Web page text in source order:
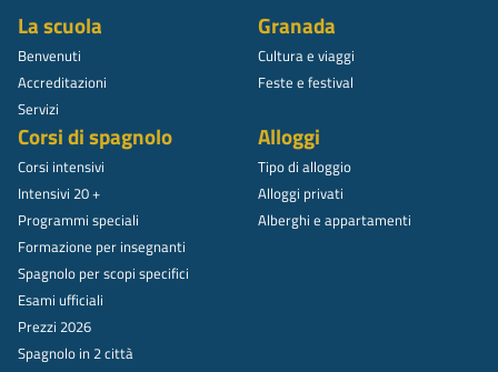
La scuola
Benvenuti
Accreditazioni
Servizi
Granada
Cultura e viaggi
Feste e festival
Corsi di spagnolo
Corsi intensivi
Intensivi 20 +
Programmi speciali
Formazione per insegnanti
Spagnolo per scopi specifici
Esami ufficiali
Prezzi 2026
Spagnolo in 2 città
Alloggi
Tipo di alloggio
Alloggi privati
Alberghi e appartamenti